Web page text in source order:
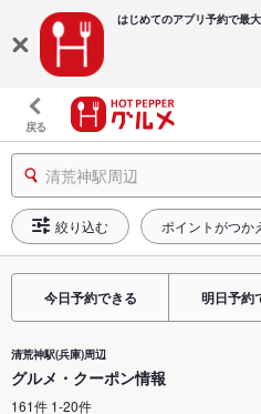
はじめてのアプリ予約で最大
戻る
清荒神駅周辺
絞り込む ポイントがつか
今日予約できる 明日予約
清荒神駅(兵庫)周辺
グルメ・クーポン情報
161件 1-20件